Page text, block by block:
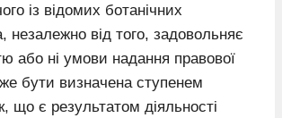
із відомих ботанічних
незалежно від того, задовольняє
або ні умови надання правової
бути визначена ступенем
що є результатом діяльності